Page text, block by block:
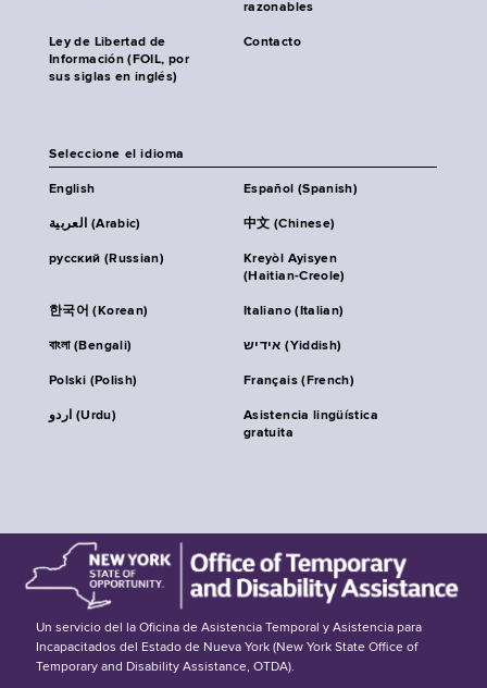
razonables
Ley de Libertad de
Información (FOIL, por
sus siglas en inglés)
Contacto
Seleccione el idioma
English Español (Spanish)
العربية (Arabic) 中文 (Chinese)
русский (Russian)
Kreyòl Ayisyen
(Haitian-Creole)
한국어 (Korean) Italiano (Italian)
বাংলা (Bengali) אידיש (Yiddish)
Polski (Polish) Français (French)
اردو (Urdu)
Asistencia lingüística
gratuita
Un servicio del la Oficina de Asistencia Temporal y Asistencia para
Incapacitados del Estado de Nueva York (New York State Office of
Temporary and Disability Assistance, OTDA).